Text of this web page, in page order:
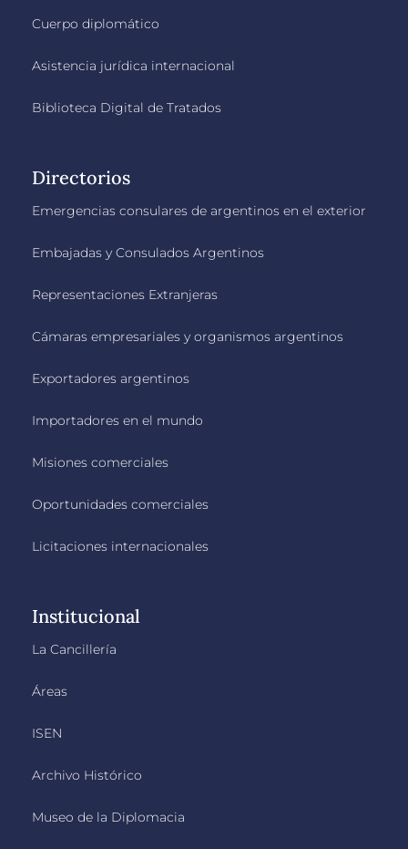
Cuerpo diplomático
Asistencia jurídica internacional
Biblioteca Digital de Tratados
Directorios
Emergencias consulares de argentinos en el exterior
Embajadas y Consulados Argentinos
Representaciones Extranjeras
Cámaras empresariales y organismos argentinos
Exportadores argentinos
Importadores en el mundo
Misiones comerciales
Oportunidades comerciales
Licitaciones internacionales
Institucional
La Cancillería
Áreas
ISEN
Archivo Histórico
Museo de la Diplomacia